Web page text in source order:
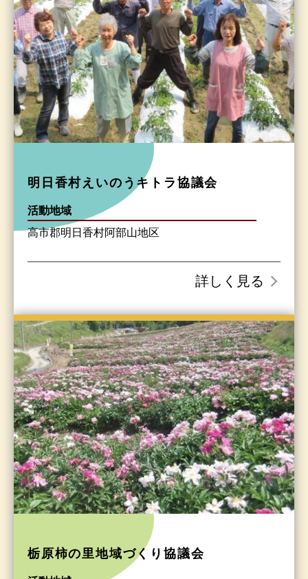
明日香村えいのうキトラ協議会
活動地域
高市郡明日香村阿部山地区
詳しく見る
栃原柿の里地域づくり協議会